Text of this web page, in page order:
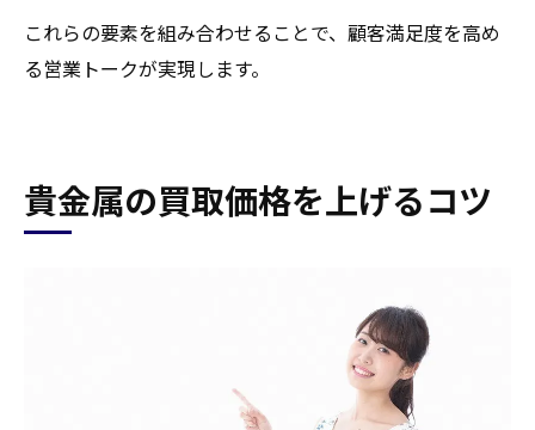
これらの要素を組み合わせることで、顧客満足度を高め
る営業トークが実現します。
貴金属の買取価格を上げるコツ